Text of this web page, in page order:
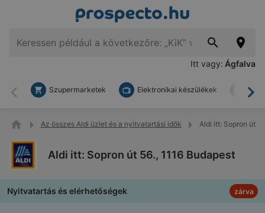
Itt vagy: Ágfalva
Vissza
Szupermarketek Elektronikai készülékek
Az összes Aldi üzlet és a nyitvatartási idők Aldi itt: Sopron út
Aldi itt: Sopron út 56., 1116 Budapest
Nyitvatartás és elérhetőségek zárva